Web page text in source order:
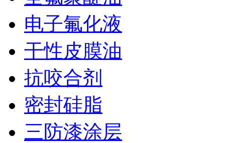
电子氟化液
干性皮膜油
抗咬合剂
密封硅脂
三防漆涂层